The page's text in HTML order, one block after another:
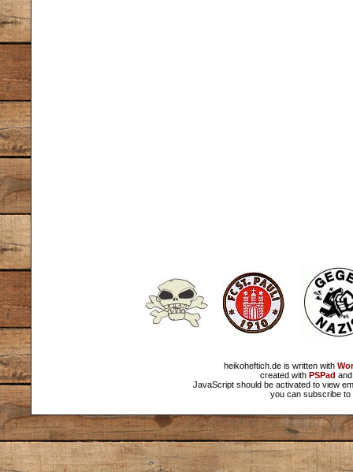
heikoheftich.de is written with
created with PSPad
JavaScript should be activated to view
you can subscribe